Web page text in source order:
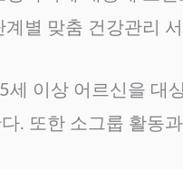
계별 맞춤 건강관리
세 이상 어르신을 대
. 또한 소그룹 활동